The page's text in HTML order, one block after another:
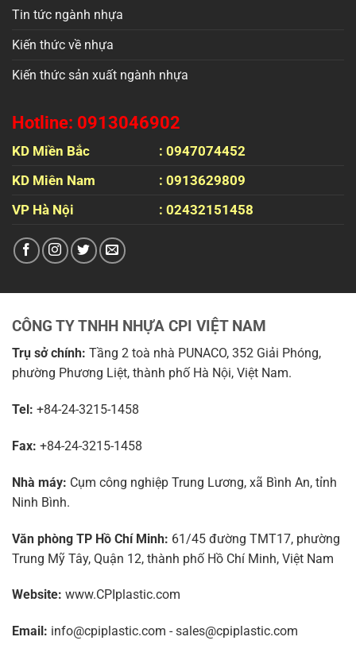
Tin tức ngành nhựa
Kiến thức về nhựa
Kiến thức sản xuất ngành nhựa
Hotline: 0913046902
KD Miền Bắc
: 0947074452
KD Miên Nam
: 0913629809
VP Hà Nội
: 02432151458
CÔNG TY TNHH NHỰA CPI VIỆT NAM
Trụ sở chính: Tầng 2 toà nhà PUNACO, 352 Giải Phóng,
phường Phương Liệt, thành phố Hà Nội, Việt Nam.
Tel: +84-24-3215-1458
Fax: +84-24-3215-1458
Nhà máy: Cụm công nghiệp Trung Lương, xã Bình An, tỉnh
Ninh Bình.
Văn phòng TP Hồ Chí Minh: 61/45 đường TMT17, phường
Trung Mỹ Tây, Quận 12, thành phố Hồ Chí Minh, Việt Nam
Website: www.CPIplastic.com
Email: info@cpiplastic.com - sales@cpiplastic.com